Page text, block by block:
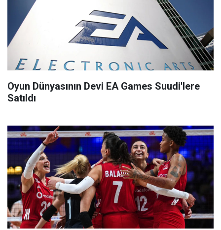
Oyun Dünyasının Devi EA Games Suudi'lere
Satıldı